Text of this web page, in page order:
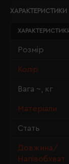
ХАРАКТЕРИСТИКИ
Розмір
Колір
Вага ~, кг
Матеріали
Стать
Довжина/
Напівобхват